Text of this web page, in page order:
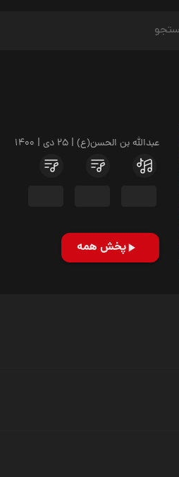
عبدالله بن الحسن(ع) | 25 دی | 1400
پخش همه